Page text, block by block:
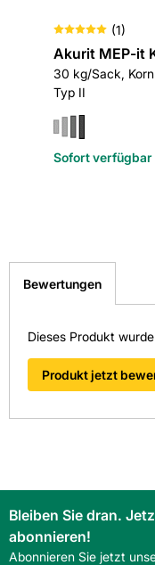
Hohe Ergiebigkeit –
Rabottieren nach ca.
Vertrauen Sie auf
hohe Qualität,
Gefahr
Verursacht
Verursacht schwere
(1)
Akurit MEP-it
30 kg/Sack,
Typ II
Sofort verfügbar
Bewertungen
Dieses Produkt
Produkt jetzt
Bleiben Sie dran.
abonnieren!
Abonnieren Sie jetzt